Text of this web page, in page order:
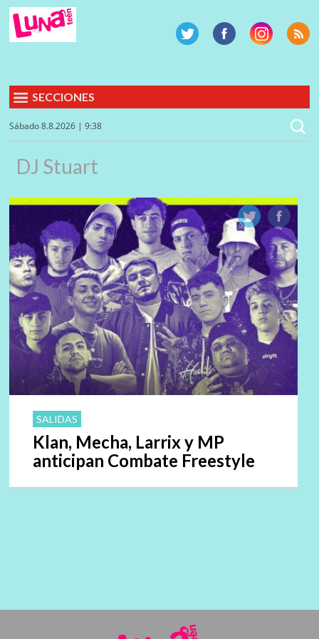
SECCIONES
Sábado 8.8.2026 | 9:38
DJ Stuart
SALIDAS
Klan, Mecha, Larrix y MP
anticipan Combate Freestyle